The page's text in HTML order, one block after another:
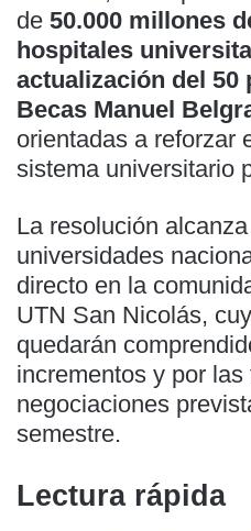
de 50.000 millones
hospitales
actualización del 50
Becas Manuel
orientadas a reforzar
sistema universitario
La resolución
universidades
directo en la
UTN San Nicolás,
quedarán
incrementos y por las
negociaciones
semestre.
Lectura rápida